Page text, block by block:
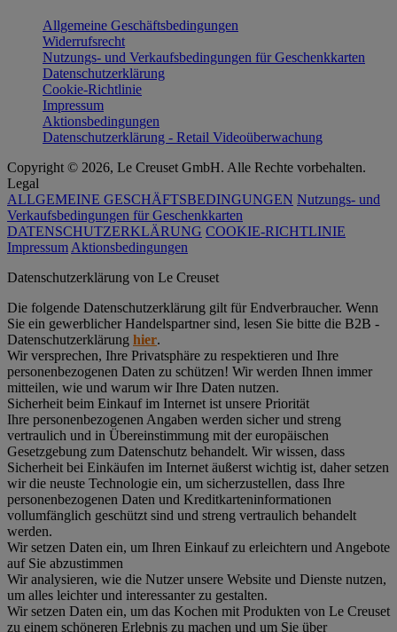
Allgemeine Geschäftsbedingungen
Widerrufsrecht
Nutzungs- und Verkaufsbedingungen für Geschenkkarten
Datenschutzerklärung
Cookie-Richtlinie
Impressum
Aktionsbedingungen
Datenschutzerklärung - Retail Videoüberwachung
Copyright © 2026, Le Creuset GmbH. Alle Rechte vorbehalten.
Legal
ALLGEMEINE GESCHÄFTSBEDINGUNGEN Nutzungs- und
Verkaufsbedingungen für Geschenkkarten
DATENSCHUTZERKLÄRUNG COOKIE-RICHTLINIE
Impressum Aktionsbedingungen
Datenschutz­erklärung von Le Creuset
Die folgende Datenschutzerklärung gilt für Endverbraucher. Wenn
Sie ein gewerblicher Handelspartner sind, lesen Sie bitte die B2B -
Datenschutzerklärung hier.
Wir versprechen, Ihre Privatsphäre zu respektieren und Ihre
personenbezogenen Daten zu schützen! Wir werden Ihnen immer
mitteilen, wie und warum wir Ihre Daten nutzen.
Sicherheit beim Einkauf im Internet ist unsere Priorität
Ihre personenbezogenen Angaben werden sicher und streng
vertraulich und in Übereinstimmung mit der europäischen
Gesetzgebung zum Datenschutz behandelt. Wir wissen, dass
Sicherheit bei Einkäufen im Internet äußerst wichtig ist, daher setzen
wir die neuste Technologie ein, um sicherzustellen, dass Ihre
personenbezogenen Daten und Kreditkarteninformationen
vollumfänglich geschützt sind und streng vertraulich behandelt
werden.
Wir setzen Daten ein, um Ihren Einkauf zu erleichtern und Angebote
auf Sie abzustimmen
Wir analysieren, wie die Nutzer unsere Website und Dienste nutzen,
um alles leichter und interessanter zu gestalten.
Wir setzen Daten ein, um das Kochen mit Produkten von Le Creuset
zu einem schöneren Erlebnis zu machen und um Sie über